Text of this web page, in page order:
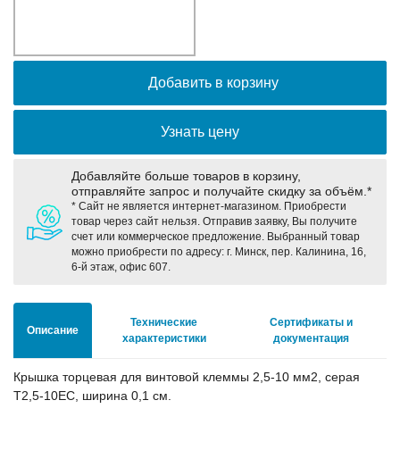
Добавить в корзину
Узнать цену
Добавляйте больше товаров в корзину,
отправляйте запрос и получайте скидку за объём.*
* Сайт не является интернет-магазином. Приобрести
товар через сайт нельзя. Отправив заявку, Вы получите
счет или коммерческое предложение. Выбранный товар
можно приобрести по адресу: г. Минск, пер. Калинина, 16,
6-й этаж, офис 607.
Описание
Технические
характеристики
Сертификаты и
документация
Крышка торцевая для винтовой клеммы 2,5-10 мм2, серая
T2,5-10EC, ширина 0,1 см.